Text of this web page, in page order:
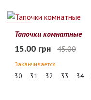
67%
Тапочки комнатные
15.00 грн 45.00
Заканчивается
30 31 32 33 34